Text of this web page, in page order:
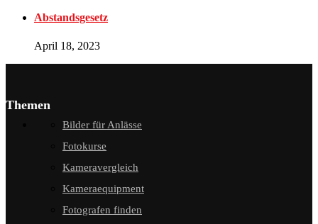
Abstandsgesetz
April 18, 2023
Themen
Bilder für Anlässe
Fotokurse
Kameravergleich
Kameraequipment
Fotografen finden